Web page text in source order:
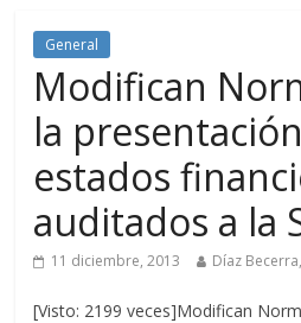
General
Modifican
la
estados
auditados a la
11 diciembre, 2013 Díaz
[Visto: 2199 veces]Modifican